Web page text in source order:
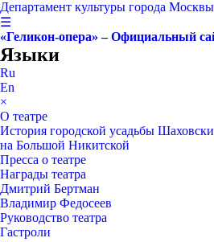
Департамент культуры города Москвы
☰
«Геликон-опера» – Официальный
Языки
Ru
En
×
О театре
История городской усадьбы
на Большой Никитской
Пресса о театре
Награды театра
Дмитрий Бертман
Владимир Федосеев
Руководство театра
Гастроли